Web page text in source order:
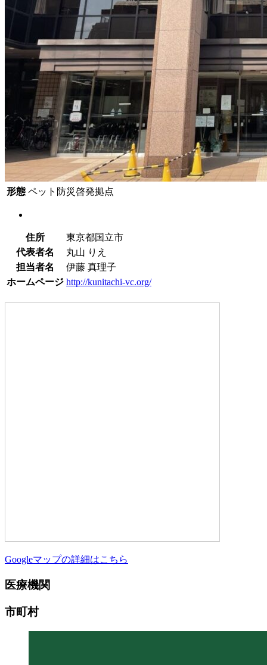
形態 ペット防災啓発拠点
住所
東京都国立市
代表者名
丸山 りえ
担当者名
伊藤 真理子
ホームページ http://kunitachi-vc.org/
Googleマップの詳細はこちら
医療機関
市町村